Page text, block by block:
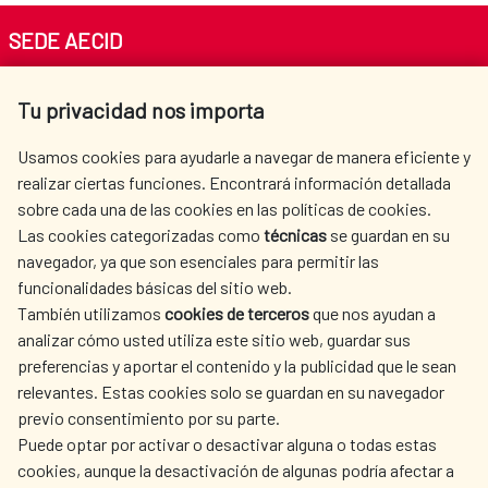
de la UNESCO | UNESCO
PREMIO INTERNACIONAL
UNESCO-BANGLADESH
BANGABANDU SHEIKH
MUJIBUR RAHMAN DE
ECONOMÍA CREATIVA
Este Premio reconoce y recompensa las iniciativas
excepcionales de una persona, institución, entidad u
organización no gubernamental que haya ideado y
Tu privacidad nos importa
Usamos cookies para ayudarle a navegar de manera eficiente y
realizar ciertas funciones. Encontrará información detallada
sobre cada una de las cookies en las políticas de cookies.
Las cookies categorizadas como técnicas se guardan en su
navegador, ya que son esenciales para permitir las
funcionalidades básicas del sitio web.
También utilizamos cookies de tercerosque nos ayudan a
analizar cómo usted utiliza este sitio web, guardar sus
preferencias y aportar el contenido y la publicidad que le sean
relevantes. Estas cookies solo se guardan en su navegador
previo consentimiento por su parte.
Puede optar por activar o desactivar alguna o todas estas
cookies, aunque la desactivación de algunas podría afectar a
SEDE AECID
Tel. +34 900 20 30 54​​​​​​​
AECID
OÙ NOUS COOPÉRONS
L'ACTION HUMANITAIRE
ESPAGNOLE
SALLE DE PRESSE
CULTURE ET SCIENCE BIBLIOTHÈQUE
NOS RÉSEAUX SOCIAUX